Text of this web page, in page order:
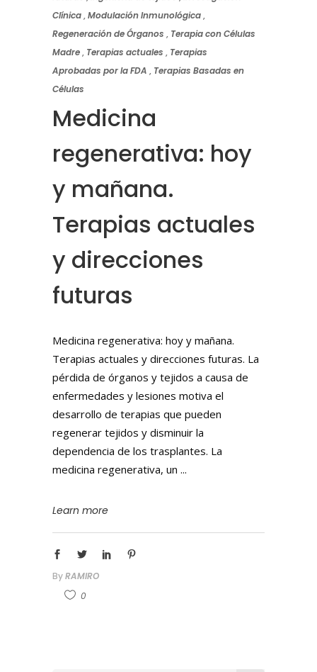
Clínica,Modulación Inmunológica,
Regeneración de Órganos , Terapia con Células
Madre, Terapias actuales , Terapias
Aprobadas por la FDA , Terapias Basadas en
Células
Medicina
regenerativa: hoy
y mañana.
Terapias actuales
y direcciones
futuras
Medicina regenerativa: hoy y mañana.
Terapias actuales y direcciones futuras. La
pérdida de órganos y tejidos a causa de
enfermedades y lesiones motiva el
desarrollo de terapias que pueden
regenerar tejidos y disminuir la
dependencia de los trasplantes. La
medicina regenerativa, un
Learn more
ByRAMIRO
0